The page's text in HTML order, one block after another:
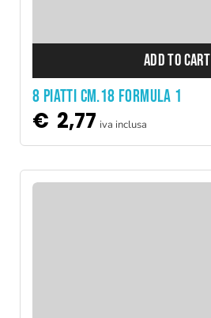
ADD TO CART
8 PIATTI CM.18 FORMULA 1
€ 2,77 iva inclusa